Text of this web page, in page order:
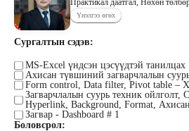
Практикал даатгал, Нөхөн
Үнэлгээ өгөх
Сургалтын сэдэв:
MS-Excel үндсэн цэсүүдтэй танилцах
Ахисан түвшиний загварчлалын
Form control, Data filter, Pivot table –
Загварчлалын суурь техник ойлголт,
Hyperlink, Background, Format,
Загвар - Dashboard # 1
Боловсрол:
Наран анд консалтинг” ХХК-ийн
Захирал